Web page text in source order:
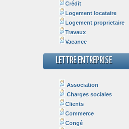
Crédit
Logement locataire
Logement proprietaire
Travaux
Vacance
LETTRE ENTREPRISE
Association
Charges sociales
Clients
Commerce
Congé